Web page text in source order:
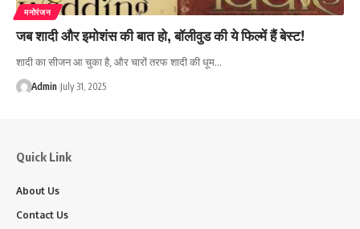
मनोरंजन
जब शादी और इमोशंस की बात हो, बॉलीवुड की ये फिल्में हैं बेस्ट!
शादी का सीजन आ चुका है, और चारों तरफ शादी की धूम…
Admin July 31, 2025
Quick Link
About Us
Contact Us